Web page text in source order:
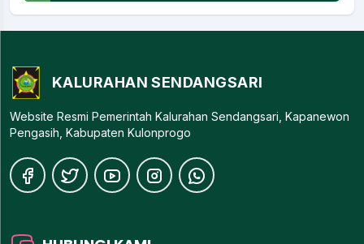
KALURAHAN SENDANGSARI
Website Resmi Pemerintah Kalurahan Sendangsari, Kapanewon
Pengasih, Kabupaten Kulonprogo